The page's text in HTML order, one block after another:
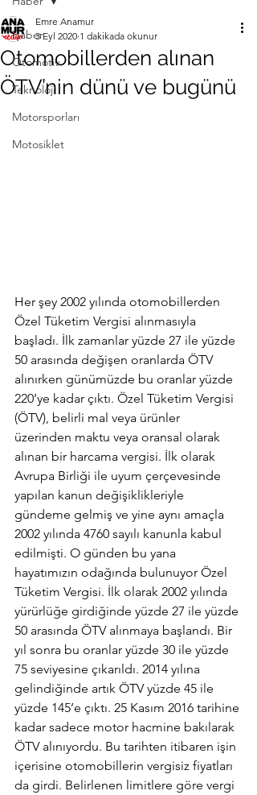
Haber
Otomotiv
Teknoloji
Motorsporları
Motosiklet
Otomobillerden alınan
ÖTV’nin dünü ve bugünü
Emre Anamur
3 Eyl 2020 1 dakikada okunur
Her şey 2002 yılında otomobillerden
Özel Tüketim Vergisi alınmasıyla
başladı. İlk zamanlar yüzde 27 ile yüzde
50 arasında değişen oranlarda ÖTV
alınırken günümüzde bu oranlar yüzde
220’ye kadar çıktı. Özel Tüketim Vergisi
(ÖTV), belirli mal veya ürünler
üzerinden maktu veya oransal olarak
alınan bir harcama vergisi. İlk olarak
Avrupa Birliği ile uyum çerçevesinde
yapılan kanun değişiklikleriyle
gündeme gelmiş ve yine aynı amaçla
2002 yılında 4760 sayılı kanunla kabul
edilmişti. O günden bu yana
hayatımızın odağında bulunuyor Özel
Tüketim Vergisi. İlk olarak 2002 yılında
yürürlüğe girdiğinde yüzde 27 ile yüzde
50 arasında ÖTV alınmaya başlandı. Bir
yıl sonra bu oranlar yüzde 30 ile yüzde
75 seviyesine çıkarıldı. 2014 yılına
gelindiğinde artık ÖTV yüzde 45 ile
yüzde 145’e çıktı. 25 Kasım 2016 tarihine
kadar sadece motor hacmine bakılarak
ÖTV alınıyordu. Bu tarihten itibaren işin
içerisine otomobillerin vergisiz fiyatları
da girdi. Belirlenen limitlere göre vergi